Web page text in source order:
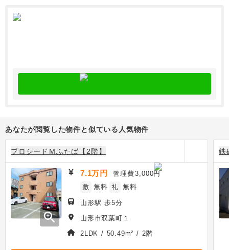
あなたが閲覧した物件と似ている人気物件
プロシードＭふたば【2階】
zoom_in
7.1万円 管理費3,000円
敷 無料 礼 無料
山形駅 歩5分
山形市双葉町１
2LDK / 50.49m² / 2階
鉄